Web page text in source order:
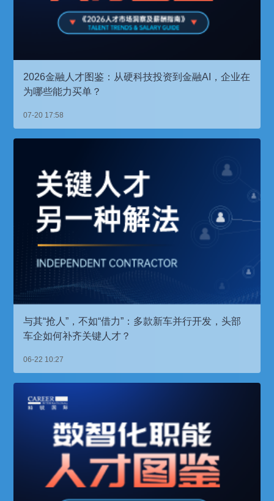
2026金融人才图鉴：从硬科技投资到金融AI，企业在
为哪些能力买单？
07-20 17:58
与其“抢人”，不如“借力”：多款新车并行开发，头部
车企如何补齐关键人才？
06-22 10:27